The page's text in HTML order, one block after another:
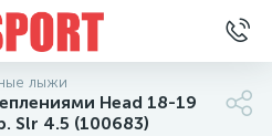
лыжи
Head 18-19
Slr 4.5 (100683)